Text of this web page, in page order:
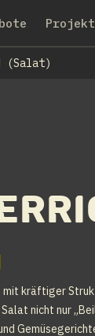
(Salat)
mit kräftiger
nicht nur